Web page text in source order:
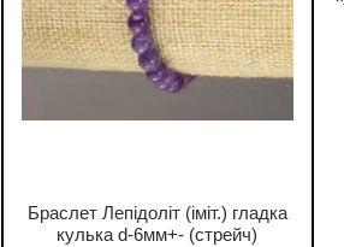
Браслет Лепідоліт (іміт.) гладка
кулька d-6мм+- (стрейч)